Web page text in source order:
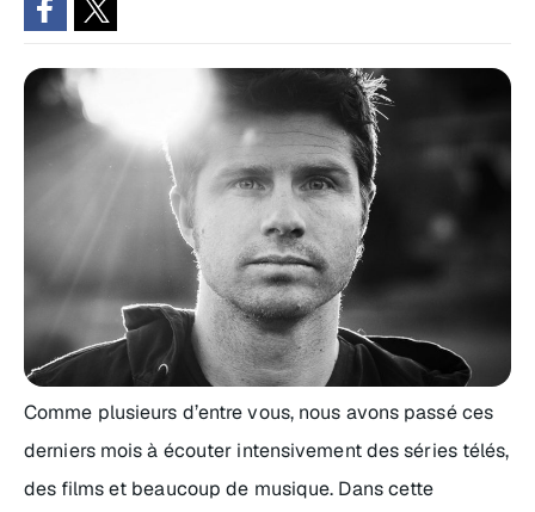
Comme plusieurs d’entre vous, nous avons passé ces
derniers mois à écouter intensivement des séries télés,
des films et beaucoup de musique. Dans cette